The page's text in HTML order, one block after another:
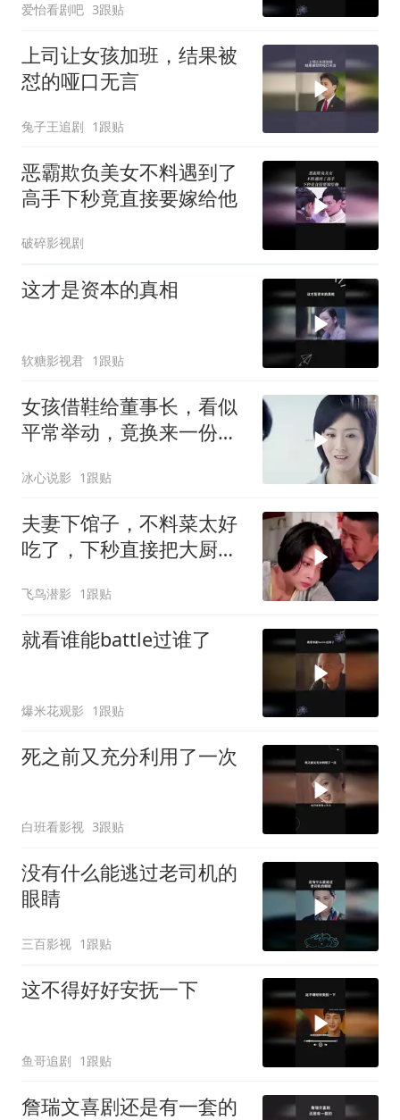
爱怡看剧吧 3跟贴
上司让女孩加班，结果被
怼的哑口无言
兔子王追剧 1跟贴
恶霸欺负美女不料遇到了
高手下秒竟直接要嫁给他
破碎影视剧
这才是资本的真相
软糖影视君 1跟贴
女孩借鞋给董事长，看似
平常举动，竟换来一份好
冰心说影 1跟贴
夫妻下馆子，不料菜太好
吃了，下秒直接把大厨请
飞鸟潜影 1跟贴
就看谁能battle过谁了
爆米花观影 1跟贴
死之前又充分利用了一次
白班看影视 3跟贴
没有什么能逃过老司机的
眼睛
三百影视 1跟贴
这不得好好安抚一下
鱼哥追剧 1跟贴
詹瑞文喜剧还是有一套的